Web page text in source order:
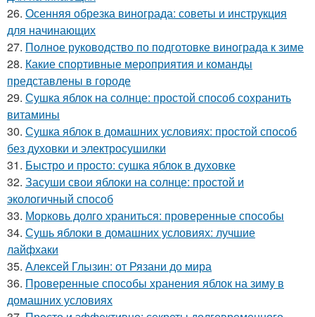
26. Осенняя обрезка винограда: советы и инструкция
для начинающих
27. Полное руководство по подготовке винограда к зиме
28. Какие спортивные мероприятия и команды
представлены в городе
29. Сушка яблок на солнце: простой способ сохранить
витамины
30. Сушка яблок в домашних условиях: простой способ
без духовки и электросушилки
31. Быстро и просто: сушка яблок в духовке
32. Засуши свои яблоки на солнце: простой и
экологичный способ
33. Морковь долго храниться: проверенные способы
34. Сушь яблоки в домашних условиях: лучшие
лайфхаки
35. Алексей Глызин: от Рязани до мира
36. Проверенные способы хранения яблок на зиму в
домашних условиях